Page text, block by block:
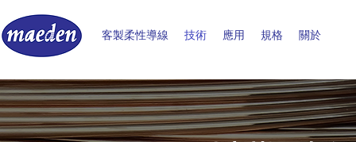
客製柔性導線 技術 應用 規格 關於